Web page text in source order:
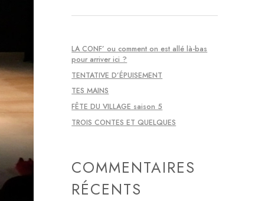
LA CONF’ ou comment on est allé là-bas
pour arriver ici ?
TENTATIVE D’ÉPUISEMENT
TES MAINS
FÊTE DU VILLAGE saison 5
TROIS CONTES ET QUELQUES
COMMENTAIRES
RÉCENTS